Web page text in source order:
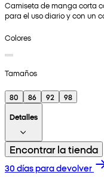
Camiseta de manga corta
para el uso diario y con un
Colores
Tamaños
80 86 92
98
Detalles
Encontrar la tienda
30 días para devolver